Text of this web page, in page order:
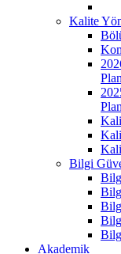
Kalite
Bilgi
Akademik